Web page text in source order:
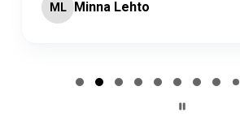
ML Minna Lehto